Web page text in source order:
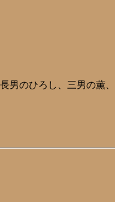
のひろし、三男の薫